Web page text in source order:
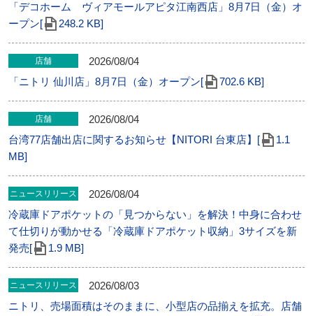
「デコホーム ヴィアモールアピタ江南西店」8月7日（金）オ
ープン[
248.2 KB]
店舗
2026/08/04
「ニトリ 仙川店」8⽉7⽇（金）オープン[
702.6 KB]
店舗
2026/08/04
台湾77店舗出店に関するお知らせ【NITORI 台東店】[
1.1
MB]
ニュースリリース
2026/08/04
冷蔵庫ドアポケットの「見つからない」を解決！中身に合わせ
て仕切りが動かせる「冷蔵庫ドアポケット収納」3サイズを新
発売[
1.9 MB]
ニュースリリース
2026/08/03
ニトリ、売場面積はそのままに、小型店の品揃えを拡充。店舗